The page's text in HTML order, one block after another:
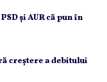
şi AUR că pun în
creştere a debitului